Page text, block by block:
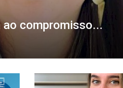
ao compromisso...